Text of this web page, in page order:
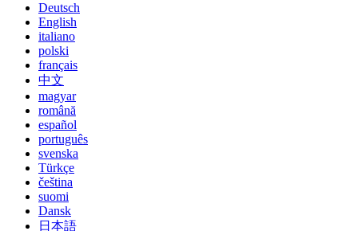
Deutsch
English
italiano
polski
français
中文
magyar
română
español
português
svenska
Türkçe
čeština
suomi
Dansk
日本語